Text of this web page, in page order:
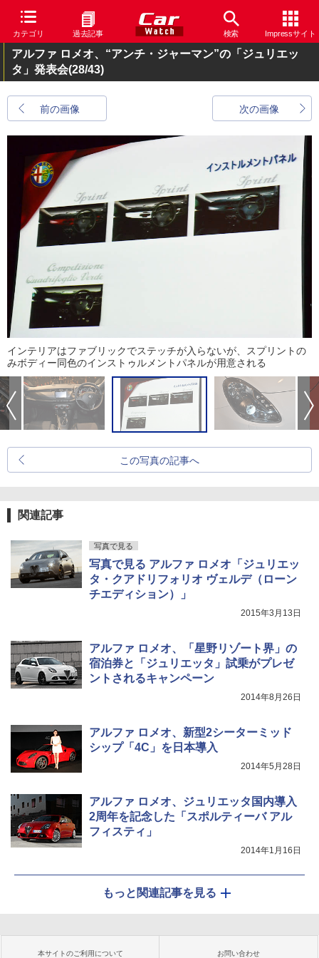
カテゴリ 過去記事 検索 Impressサイト
アルファ ロメオ、“アンチ・ジャーマン”の「ジュリエッ
タ」発表会(28/43)
前の画像 次の画像
インテリアはファブリックでステッチが入らないが、スプリントの
みボディー同色のインストゥルメントパネルが用意される
この写真の記事へ
関連記事
写真で見る
写真で見る アルファ ロメオ「ジュリエッ
タ・クアドリフォリオ ヴェルデ（ローン
チエディション）」
2015年3月13日
アルファ ロメオ、「星野リゾート界」の
宿泊券と「ジュリエッタ」試乗がプレゼ
ントされるキャンペーン
2014年8月26日
アルファ ロメオ、新型2シーターミッド
シップ「4C」を日本導入
2014年5月28日
アルファ ロメオ、ジュリエッタ国内導入
2周年を記念した「スポルティーバ アル
フィスティ」
2014年1月16日
もっと関連記事を見る
本サイトのご利用について お問い合わせ